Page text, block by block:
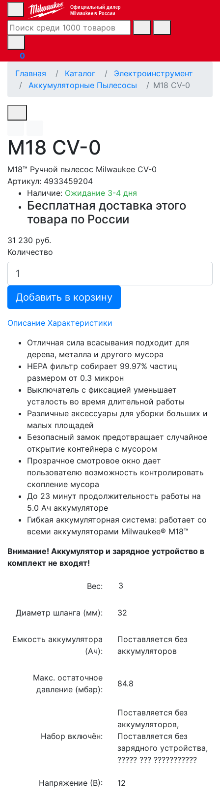
Официальный дилер
Milwaukee в России
0
Главная
Каталог
Электроинструмент
Аккумуляторные Пылесосы
M18 CV-0
M18 CV-0
M18™ Ручной пылесос Milwaukee CV-0
Артикул: 4933459204
Наличие: Ожидание 3-4 дня
Бесплатная доставка этого
товара по России
31 230 руб.
Количество
Добавить в корзину
Описание Характеристики
Отличная сила всасывания подходит для
дерева, металла и другого мусора
HEPA фильтр собирает 99.97% частиц
размером от 0.3 микрон
Выключатель с фиксацией уменьшает
усталость во время длительной работы
Различные аксессуары для уборки больших и
малых площадей
Безопасный замок предотвращает случайное
открытие контейнера с мусором
Прозрачное смотровое окно дает
пользователю возможность контролировать
скопление мусора
До 23 минут продолжительность работы на
5.0 Ач аккумуляторе
Гибкая аккумуляторная система: работает со
всеми аккумуляторами Milwaukee® М18™
Внимание! Аккумулятор и зарядное устройство в
комплект не входят!
Вес:
Диаметр шланга (мм): 32
Емкость аккумулятора
(Ач):
Поставляется без
аккумуляторов
Макс. остаточное
давление (мбар):
84.8
Набор включён:
Поставляется без
аккумуляторов,
Поставляется без
зарядного устройства,
????? ??? ???????????
Напряжение (В): 12